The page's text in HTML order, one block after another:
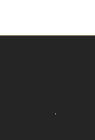
Lancer ma